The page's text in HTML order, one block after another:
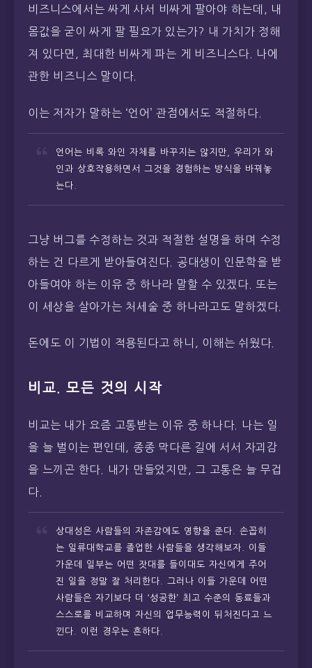
비즈니스에서는 싸게 사서 비싸게 팔아야 하는데, 내
몸값을 굳이 싸게 팔 필요가 있는가? 내 가치가 정해
져 있다면, 최대한 비싸게 파는 게 비즈니스다. 나에
관한 비즈니스 말이다.
이는 저자가 말하는 ‘언어’ 관점에서도 적절하다.
언어는 비록 와인 자체를 바꾸지는 않지만, 우리가 와
인과 상호작용하면서 그것을 경험하는 방식을 바꿔놓
는다.
그냥 버그를 수정하는 것과 적절한 설명을 하며 수정
하는 건 다르게 받아들여진다. 공대생이 인문학을 받
아들여야 하는 이유 중 하나라 말할 수 있겠다. 또는
이 세상을 살아가는 처세술 중 하나라고도 말하겠다.
돈에도 이 기법이 적용된다고 하니, 이해는 쉬웠다.
비교. 모든 것의 시작
비교는 내가 요즘 고통받는 이유 중 하나다. 나는 일
을 늘 벌이는 편인데, 종종 막다른 길에 서서 자괴감
을 느끼곤 한다. 내가 만들었지만, 그 고통은 늘 무겁
다.
상대성은 사람들의 자존감에도 영향을 준다. 손꼽히
는 일류대학교를 졸업한 사람들을 생각해보자. 이들
가운데 일부는 어떤 잣대를 들이대도 자신에게 주어
진 일을 정말 잘 처리한다. 그러나 이들 가운데 어떤
사람들은 자기보다 더 ‘성공한’ 최고 수준의 동료들과
스스로를 비교하며 자신의 업무능력이 뒤처진다고 느
낀다. 이런 경우는 흔하다.